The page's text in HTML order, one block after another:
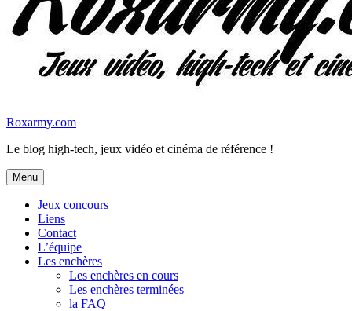
Roxarmy.com
Le blog high-tech, jeux vidéo et cinéma de référence !
Menu Aller
au
contenu
Jeux concours
Liens
Contact
L’équipe
Les enchères
Les enchères en cours
Les enchères terminées
la FAQ